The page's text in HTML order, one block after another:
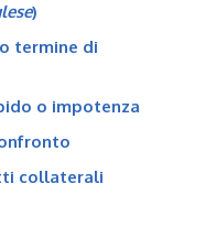
)
termine di
o impotenza
collaterali